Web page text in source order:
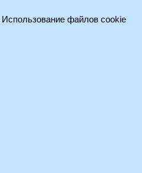
Использование файлов cookie